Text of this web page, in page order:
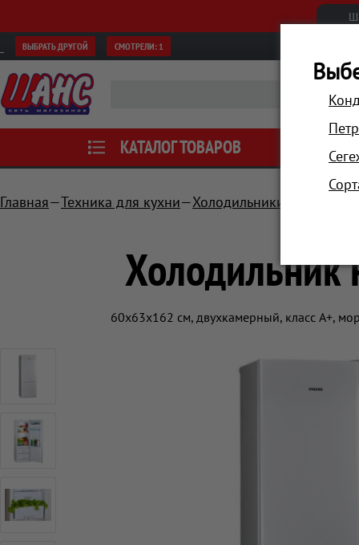
ВЫБРАТЬ ДРУГОЙ СМОТРЕЛИ: 1
КАТАЛОГ ТОВАРОВ АКЦИИ
Главная Техника для кухни Холодильники и
Холодильник
60x63x162 см, двухкамерный, класс A+,